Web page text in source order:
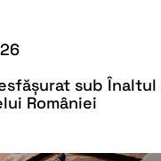
sub Înaltul
României